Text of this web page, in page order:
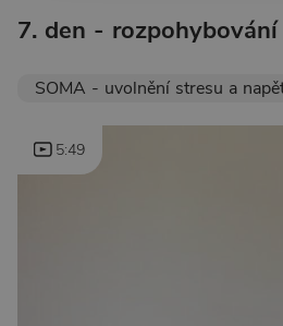
7. den -
SOMA - uvolnění stresu a
5:49